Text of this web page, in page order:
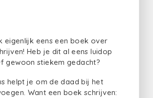
eigenlijk eens een boek over
Heb je dit al eens luidop
gewoon stiekem gedacht?
helpt je om de daad bij het
Want een boek schrijven: